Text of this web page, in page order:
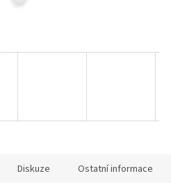
Diskuze Ostatní informace